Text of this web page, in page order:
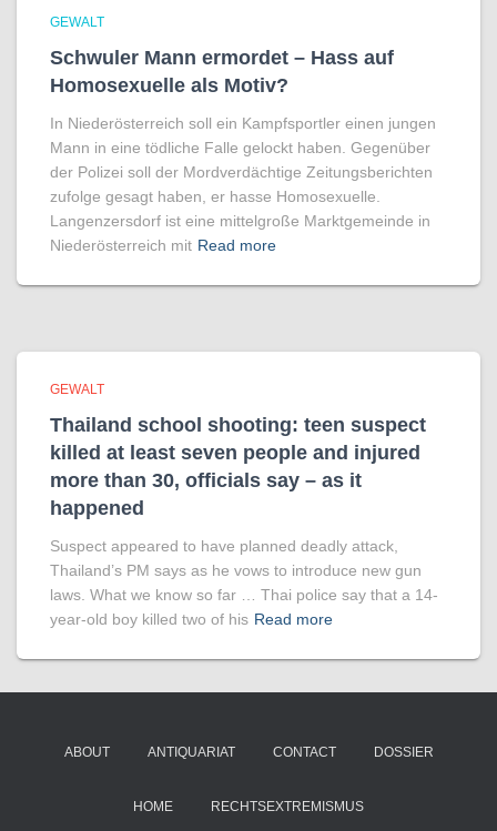
GEWALT
Schwuler Mann ermordet – Hass auf
Homo­sexuelle als Motiv?
In Niederösterreich soll ein Kampfsportler einen jungen
Mann in eine tödliche Falle gelockt haben. Gegenüber
der Polizei soll der Mordverdächtige Zeitungsberichten
zufolge gesagt haben, er hasse Homosexuelle.
Langenzersdorf ist eine mittelgroße Marktgemeinde in
Niederösterreich mit Read more
GEWALT
Thailand school shooting: teen suspect
killed at least seven people and injured
more than 30, officials say – as it
happened
Suspect appeared to have planned deadly attack,
Thailand’s PM says as he vows to introduce new gun
laws. What we know so far … Thai police say that a 14-
year-old boy killed two of his Read more
ABOUT ANTIQUARIAT CONTACT DOSSIER
HOME RECHTSEXTREMISMUS